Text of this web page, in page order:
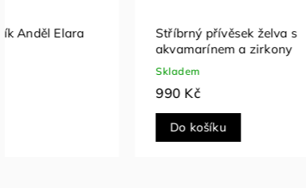
Stříbrný přívěsek želva s
akvamarínem a zirkony